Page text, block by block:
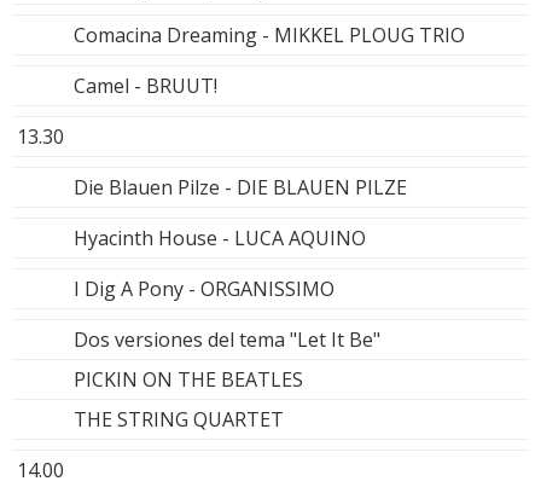
Comacina Dreaming - MIKKEL PLOUG TRIO
Camel - BRUUT!
13.30
Die Blauen Pilze - DIE BLAUEN PILZE
Hyacinth House - LUCA AQUINO
I Dig A Pony - ORGANISSIMO
Dos versiones del tema "Let It Be"
PICKIN ON THE BEATLES
THE STRING QUARTET
14.00